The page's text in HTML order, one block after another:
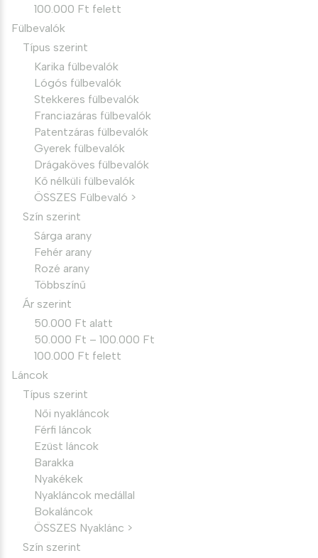
100.000 Ft felett
Fülbevalók
Típus szerint
Karika fülbevalók
Lógós fülbevalók
Stekkeres fülbevalók
Franciazáras fülbevalók
Patentzáras fülbevalók
Gyerek fülbevalók
Drágaköves fülbevalók
Kő nélküli fülbevalók
ÖSSZES Fülbevaló >
Szín szerint
Sárga arany
Fehér arany
Rozé arany
Többszínű
Ár szerint
50.000 Ft alatt
50.000 Ft – 100.000 Ft
100.000 Ft felett
Láncok
Típus szerint
Női nyakláncok
Férfi láncok
Ezüst láncok
Barakka
Nyakékek
Nyakláncok medállal
Bokaláncok
ÖSSZES Nyaklánc >
Szín szerint